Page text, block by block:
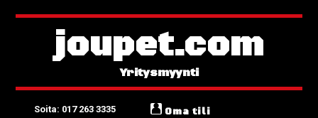
joupet.com
Soita: 017 263 3335
Oma tili